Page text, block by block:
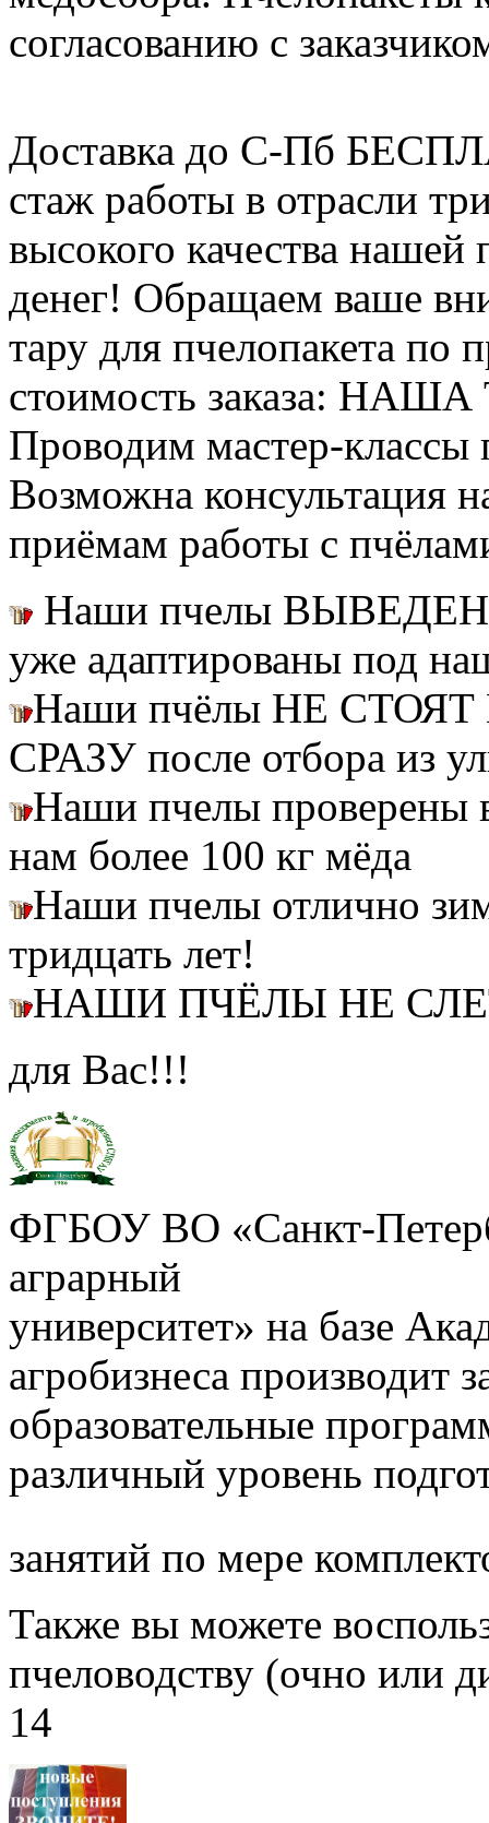
согласованию с
Доставка до С-Пб
стаж работы в отрасли
высокого качества
денег! Обращаем ваше
тару для пчелопакета по
стоимость заказа:
Проводим мастер-классы
Возможна консультация
приёмам работы с
Наши пчелы
уже адаптированы под
Наши пчёлы НЕ СТОЯТ
СРАЗУ после отбора из
Наши пчелы
нам более 100 кг мёда
Наши пчелы отлично
тридцать лет!
НАШИ ПЧЁЛЫ НЕ
для Вас!!!
ФГБОУ ВО «Санкт-
аграрный
университет» на базе
агробизнеса производит
образовательные
различный уровень
занятий по мере
Также вы можете
пчеловодству (очно или
14